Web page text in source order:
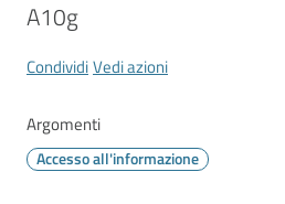
Menu selezionato
A10g
CondividiVedi azioni
Argomenti
Accesso all'informazione